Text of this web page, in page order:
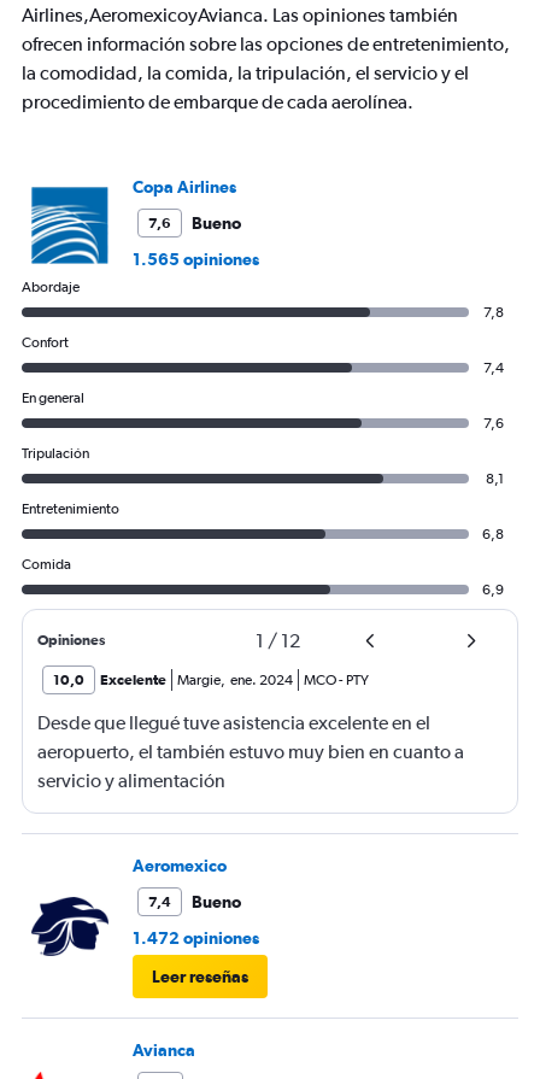
Airlines,AeromexicoyAvianca. Las opiniones también
ofrecen información sobre las opciones de entretenimiento,
la comodidad, la comida, la tripulación, el servicio y el
procedimiento de embarque de cada aerolínea.
Copa Airlines
7,6
Bueno
1.565 opiniones
Abordaje
7,8
Confort
7,4
En general
7,6
Tripulación
8,1
Entretenimiento
6,8
Comida
6,9
Opiniones 1 / 12
10,0 Excelente Margie, ene. 2024 MCO- PTY
Desde que llegué tuve asistencia excelente en el
aeropuerto, el también estuvo muy bien en cuanto a
servicio y alimentación
Aeromexico
7,4
Bueno
1.472 opiniones
Leer reseñas
Avianca